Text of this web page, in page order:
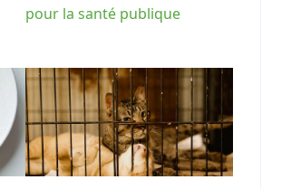
pour la santé publique